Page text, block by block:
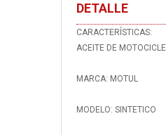
DETALLE
CARACTERÍSTICAS:
ACEITE DE
MARCA: MOTUL
MODELO: SINTETICO